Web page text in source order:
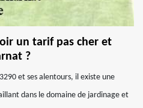
un tarif pas cher et
?
et ses alentours, il existe une
dans le domaine de jardinage et